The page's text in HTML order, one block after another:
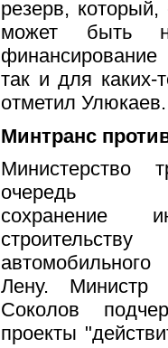
резерв,
может быть
так и для каких-
отметил Улюкаев.
Минтранс
Министерство
очередь
сохранение
Лену. Министр
Соколов
проекты